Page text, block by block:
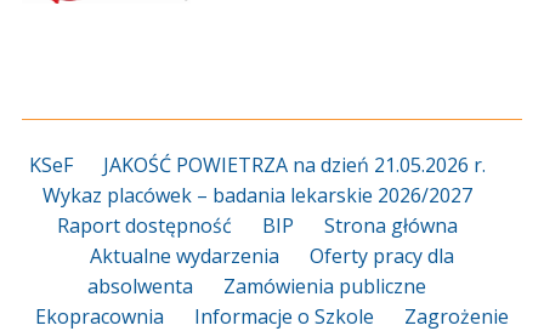
KSeF
JAKOŚĆ POWIETRZA na dzień 21.05.2026 r.
Wykaz placówek – badania lekarskie 2026/2027
Raport dostępność
BIP
Strona główna
Aktualne wydarzenia
Oferty pracy dla
absolwenta
Zamówienia publiczne
Ekopracownia
Informacje o Szkole
Zagrożenie